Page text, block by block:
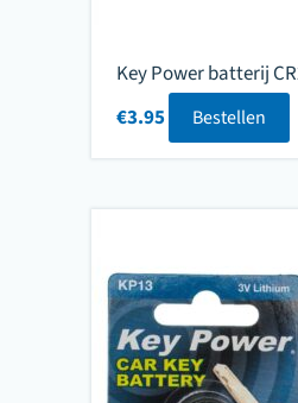
Key Power batterij
€3.95 Bestellen